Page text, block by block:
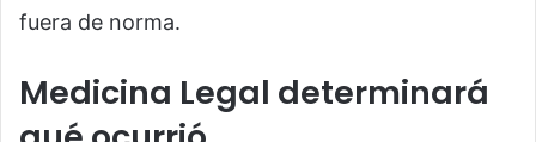
fuera de norma.
Medicina Legal determinará